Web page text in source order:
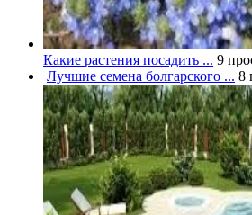
Какие растения посадить ... 9
Лучшие семена болгарского ... 8